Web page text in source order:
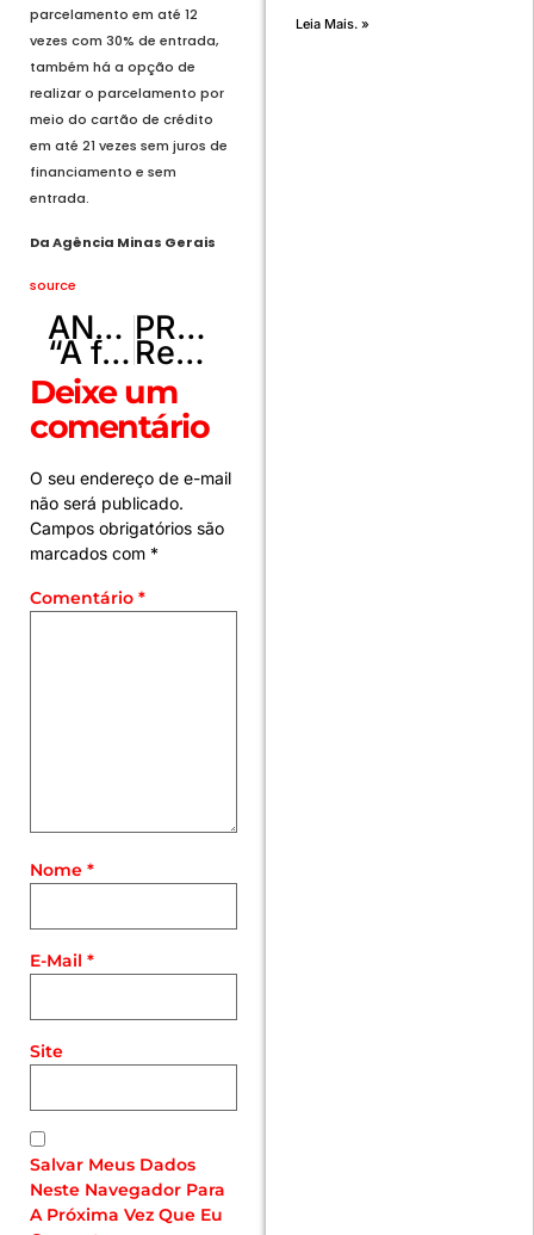
parcelamento em até 12
vezes com 30% de entrada,
também há a opção de
realizar o parcelamento por
meio do cartão de crédito
em até 21 vezes sem juros de
financiamento e sem
entrada.
Da Agência Minas Gerais
source
ANTERIOR
“A felicidade é estretégica”, diz fundadora da BeHappier
PRÓXIMO
Real Brasília é superado pelo Flamengo e está eliminado da Supercopa
Deixe um
comentário
O seu endereço de e-mail
não será publicado.
Campos obrigatórios são
marcados com *
Comentário *
Nome *
E-Mail *
Site
Salvar Meus Dados
Neste Navegador Para
A Próxima Vez Que Eu
Leia Mais. »